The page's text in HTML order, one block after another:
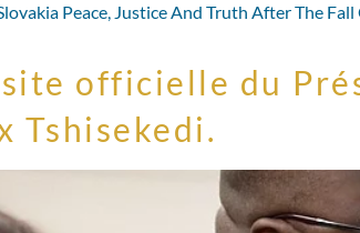
Peace, Justice And Truth After The
officielle du
Tshisekedi.